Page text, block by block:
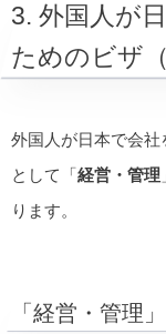
3. 外国人が
ためのビザ
外国人が日本で会社
として「 経営・管理
ります。
「経営・管理